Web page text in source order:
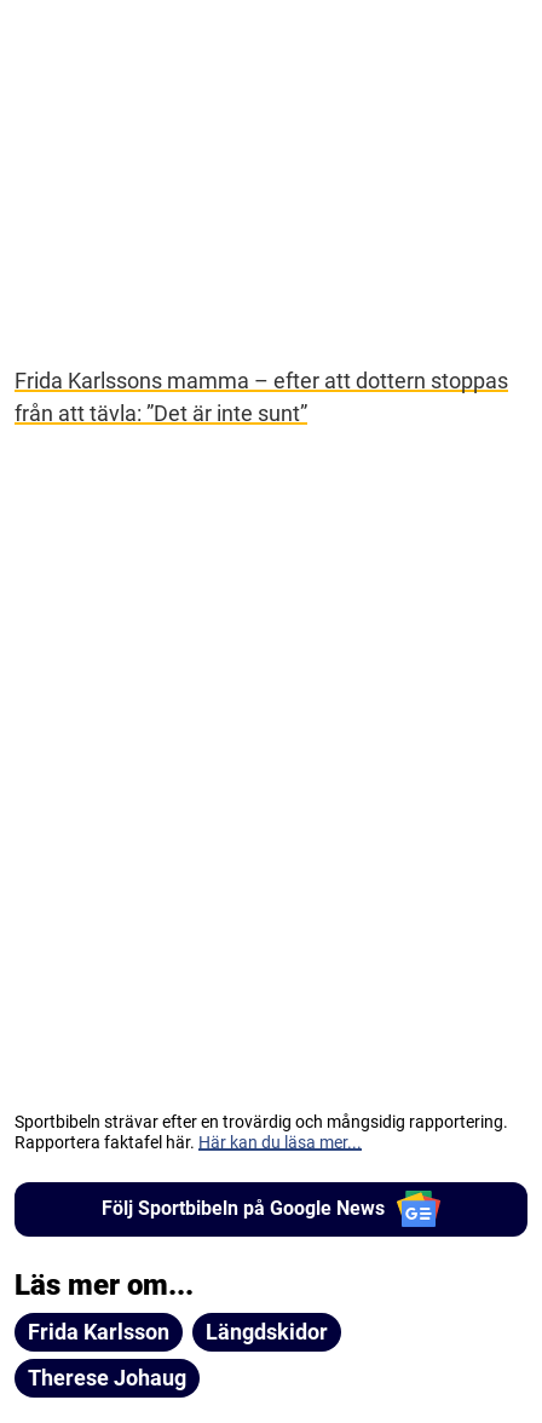
Frida Karlssons mamma – efter att dottern stoppas
från att tävla: ”Det är inte sunt”
Sportbibeln strävar efter en trovärdig och mångsidig rapportering.
Rapportera faktafel här. Här kan du läsa mer...
Följ Sportbibeln på Google News
Läs mer om...
Frida Karlsson
Längdskidor
Therese Johaug